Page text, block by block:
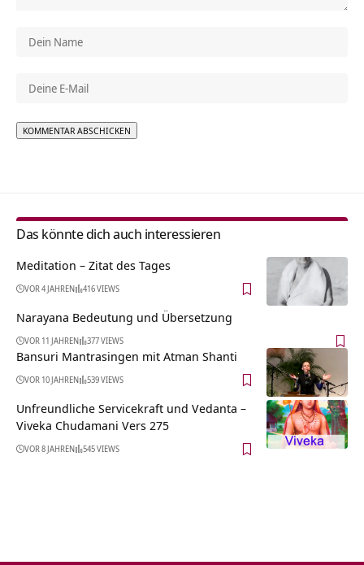
Das könnte dich auch interessieren
Meditation – Zitat des Tages
VOR 4 JAHREN 416 VIEWS
Narayana Bedeutung und Übersetzung
VOR 11 JAHREN 377 VIEWS
Bansuri Mantrasingen mit Atman Shanti
VOR 10 JAHREN 539 VIEWS
Unfreundliche Servicekraft und Vedanta –
Viveka Chudamani Vers 275
VOR 8 JAHREN 545 VIEWS